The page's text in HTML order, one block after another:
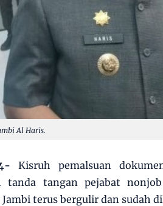
Al Haris.
Kisruh pemalsuan
tanda tangan pejabat
terus bergulir dan sudah